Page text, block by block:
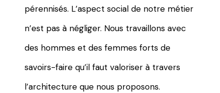
pérennisés. L’aspect social de notre métier
n’est pas à négliger. Nous travaillons avec
des hommes et des femmes forts de
savoirs-faire qu’il faut valoriser à travers
l’architecture que nous proposons.